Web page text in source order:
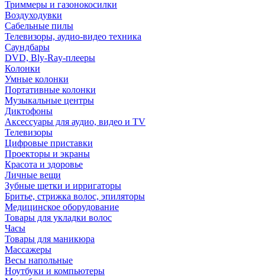
Триммеры и газонокосилки
Воздуходувки
Сабельные пилы
Телевизоры, аудио-видео техника
Саундбары
DVD, Bly-Ray-плееры
Колонки
Умные колонки
Портативные колонки
Музыкальные центры
Диктофоны
Аксессуары для аудио, видео и TV
Телевизоры
Цифровые приставки
Проекторы и экраны
Красота и здоровье
Личные вещи
Зубные щетки и ирригаторы
Бритье, стрижка волос, эпиляторы
Медицинское оборудование
Товары для укладки волос
Часы
Товары для маникюра
Массажеры
Весы напольные
Ноутбуки и компьютеры